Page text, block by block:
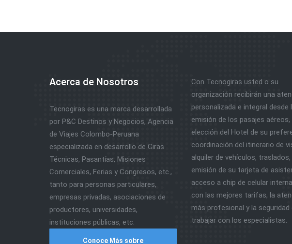
Acerca de Nosotros
Tecnogiras es una marca desarrollada
por P&C Destinos y Negocios, Agencia
de Viajes Colombo-Peruana
especializada en desarrollo de Giras
Técnicas, Pasantías, Misiones
Comerciales, Ferias y Congresos, etc.,
tanto para personas particulares,
empresas privadas, asociaciones de
productores, universidades,
instituciones públicas, etc.
Conoce Más sobre
Con Tecnogiras usted o su
organización recibirán una
personalizada e integral desde
emisión de los pasajes aéreos,
elección del Hotel de su
coordinación del itinerario de
alquiler de vehículos, traslados,
emisión de su tarjeta de
acceso a chip de celular
con las mejores tarifas, la
más profesional y la seguridad
trabajar con los especialistas.